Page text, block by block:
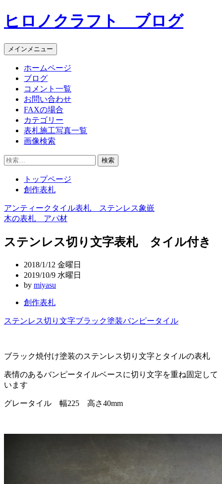
コ
ン
ン
ツ
ヒロノクラフト ブログ
メインメニュー
ホームページ
ブログ
コメント一覧
お問い合わせ
FAXの場合
カテゴリー
表札施工写真一覧
画像検索
検
トップページ
創作表札
投
稿
ナ
ョ
アンティークタイル表札 ステンレス象嵌
木の表札 アパ材
ステンレス切り文字表札 タイル付き
2018/1/12 金曜日
2019/10/9 水曜日
by miyasu
創作表札
ステンレス切り文字ブラック塗装バンピータイル
ブラック焼付け塗装のステンレス切り文字とタイルの表札
表情のあるバンピータイルベースに切り文字を重ね固定して
います
グレータイル 幅225 高さ40mm